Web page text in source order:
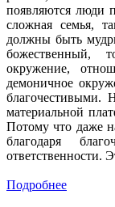
появляются люди
сложная семья,
должны быть
божественный,
окружение,
демоничное
благочестивыми.
материальной
Потому что даже
благодаря
ответственности.
Подробнее